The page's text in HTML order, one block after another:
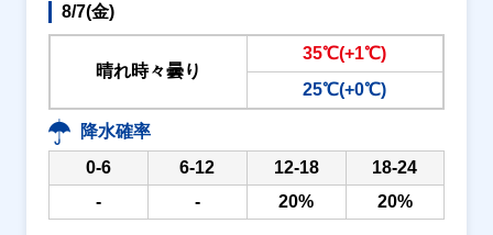
8/7(金)
晴れ時々曇り
35℃(+1℃)
25℃(+0℃)
降水確率
0-6
6-12 12-18
18-24
-
- 20% 20%